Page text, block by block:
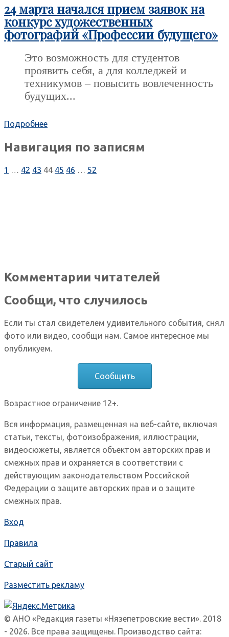
24 марта начался прием заявок на
конкурс художественных
фотографий «Профессии будущего»
Это возможность для студентов
проявить себя, а для колледжей и
техникумов – повысить вовлеченность
будущих...
Подробнее
Навигация по записям
1 … 42 43 44 45 46 … 52
Комментарии читателей
Сообщи, что случилось
Если ты стал свидетелем удивительного события, снял
фото или видео, сообщи нам. Самое интересное мы
опубликуем.
Сообщить
Возрастное ограничение 12+.
Вся информация, размещенная на веб-сайте, включая
статьи, тексты, фотоизображения, иллюстрации,
видеосюжеты, является объектом авторских прав и
смежных прав и охраняется в соответствии с
действующим законодательством Российской
Федерации о защите авторских прав и о защите
смежных прав.
Вход
Правила
Старый сайт
Разместить рекламу
© АНО «Редакция газеты «Нязепетровские вести». 2018
- 2026. Все права защищены. Производство сайта: